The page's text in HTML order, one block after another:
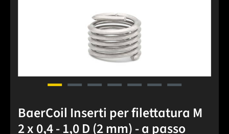
BaerCoil Inserti per filettatura M
2 x 0,4 - 1,0 D (2 mm) - a passo